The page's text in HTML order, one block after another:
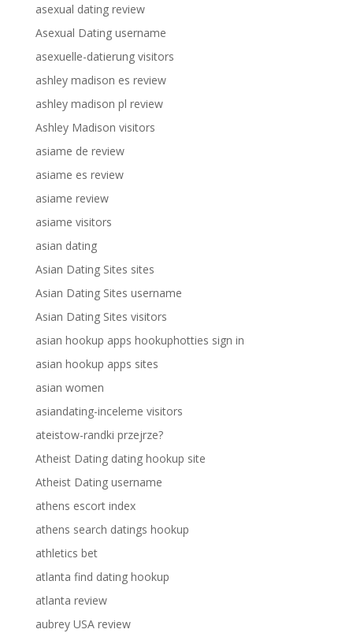
asexual dating review
Asexual Dating username
asexuelle-datierung visitors
ashley madison es review
ashley madison pl review
Ashley Madison visitors
asiame de review
asiame es review
asiame review
asiame visitors
asian dating
Asian Dating Sites sites
Asian Dating Sites username
Asian Dating Sites visitors
asian hookup apps hookuphotties sign in
asian hookup apps sites
asian women
asiandating-inceleme visitors
ateistow-randki przejrze?
Atheist Dating dating hookup site
Atheist Dating username
athens escort index
athens search datings hookup
athletics bet
atlanta find dating hookup
atlanta review
aubrey USA review